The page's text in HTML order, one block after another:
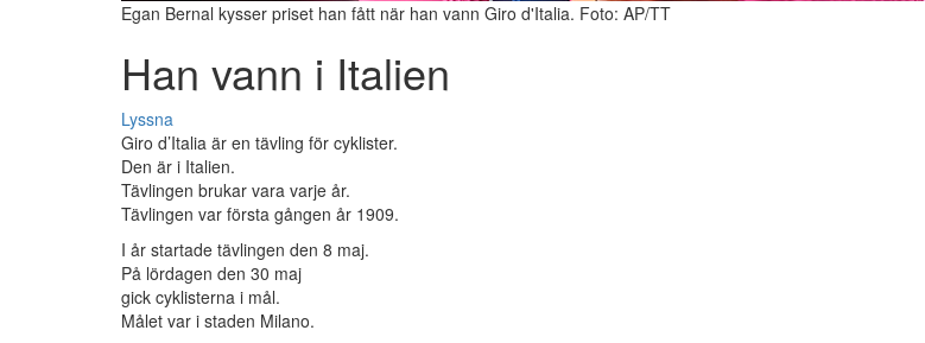
Egan Bernal kysser priset han fått när han vann Giro d'Italia. Foto: AP/TT
Han vann i Italien
Lyssna
Giro d’Italia är en tävling för cyklister.
Den är i Italien.
Tävlingen brukar vara varje år.
Tävlingen var första gången år 1909.
I år startade tävlingen den 8 maj.
På lördagen den 30 maj
gick cyklisterna i mål.
Målet var i staden Milano.